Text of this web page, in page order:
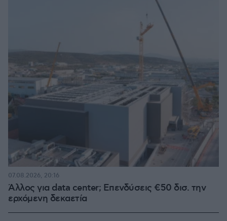
Άλλος για data center; Επενδύσεις €50 δισ. την
ερχόμενη δεκαετία
07.08.2026, 20:16